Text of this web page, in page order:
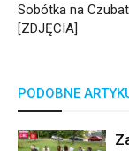
Sobótka na
[ZDJĘCIA]
PODOBNE